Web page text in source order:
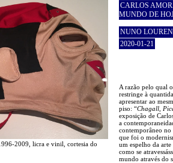
1996-2009, licra e vinil, cortesia do
CARLOS
MUNDO DE
NUNO
2020-01-21
A razão pelo qual
restringe à
apresentar ao
piso: “Chagall,
exposição de
a
contemporâneo no
que foi o
um espelho da
como se
mundo através do